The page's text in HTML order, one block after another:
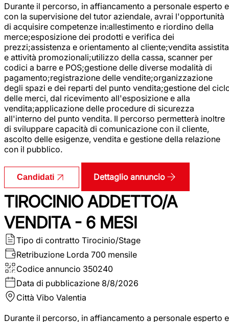
Durante il percorso, in affiancamento a personale esperto e
con la supervisione del tutor aziendale, avrai l'opportunità
di acquisire competenze in:allestimento e riordino della
merce;esposizione dei prodotti e verifica dei
prezzi;assistenza e orientamento al cliente;vendita assistita
e attività promozionali;utilizzo della cassa, scanner per
codici a barre e POS;gestione delle diverse modalità di
pagamento;registrazione delle vendite;organizzazione
degli spazi e dei reparti del punto vendita;gestione del
delle merci, dal ricevimento all'esposizione e alla
vendita;applicazione delle procedure di sicurezza
all'interno del punto vendita. Il percorso permetterà inoltre
di sviluppare capacità di comunicazione con il cliente,
ascolto delle esigenze, vendita e gestione della relazione
con il pubblico.
Candidati Dettaglio annuncio
TIROCINIO ADDETTO/A
VENDITA - 6 MESI
Tipo di contratto Tirocinio/Stage
Retribuzione Lorda 700 mensile
Codice annuncio 350240
Data di pubblicazione 8/8/2026
Città Vibo Valentia
Durante il percorso, in affiancamento a personale esperto e